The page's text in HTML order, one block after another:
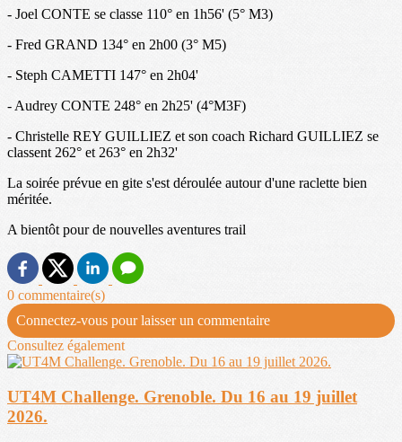
- Joel CONTE se classe 110° en 1h56' (5° M3)
- Fred GRAND 134° en 2h00 (3° M5)
- Steph CAMETTI 147° en 2h04'
- Audrey CONTE 248° en 2h25' (4°M3F)
- Christelle REY GUILLIEZ et son coach Richard GUILLIEZ se
classent 262° et 263° en 2h32'
La soirée prévue en gite s'est déroulée autour d'une raclette bien
méritée.
A bientôt pour de nouvelles aventures trail
0 commentaire(s)
Connectez-vous pour laisser un commentaire
Consultez également
UT4M Challenge. Grenoble. Du 16 au 19 juillet
2026.